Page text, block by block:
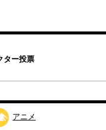
ター投票
アニメ